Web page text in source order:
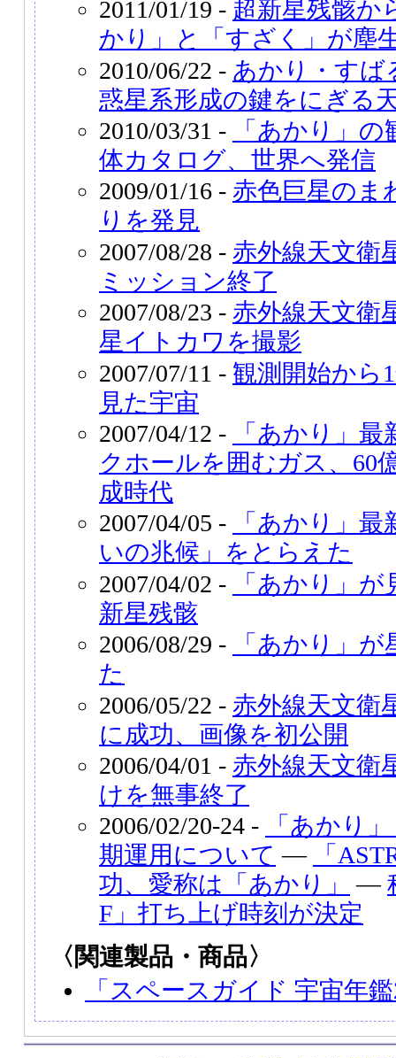
2011/01/19 - 超新星残骸
かり」と「すざく」が塵
2010/06/22 - あかり・すば
惑星系形成の鍵をにぎる
2010/03/31 -
「あかり」
体カタログ、世界へ発信
2009/01/16 - 赤色巨星のま
りを発見
2007/08/28 - 赤外線天文衛
ミッション終了
2007/08/23 - 赤外線天文衛
星イトカワを撮影
2007/07/11 - 観測開始から
見た宇宙
2007/04/12 -
「あかり」
クホールを囲むガス、60
成時代
2007/04/05 -
「あかり」
いの兆候」をとらえた
2007/04/02 -
「あかり」
新星残骸
2006/08/29 -
「あかり」
た
2006/05/22 - 赤外線天文衛
に成功、画像を初公開
2006/04/01 - 赤外線天文衛
けを無事終了
2006/02/20-24 -
「あかり
期運用について ―
「
功、愛称は「あかり」
―
F」打ち上げ時刻が決定
〈関連製品・商品〉
「スペースガイド 宇宙年